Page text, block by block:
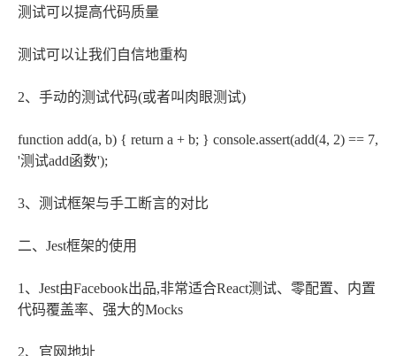
测试可以提高代码质量
测试可以让我们自信地重构
2、手动的测试代码(或者叫肉眼测试)
function add(a, b) { return a + b; } console.assert(add(4, 2) == 7,
'测试add函数');
3、测试框架与手工断言的对比
二、Jest框架的使用
1、Jest由Facebook出品,非常适合React测试、零配置、内置
代码覆盖率、强大的Mocks
2、官网地址